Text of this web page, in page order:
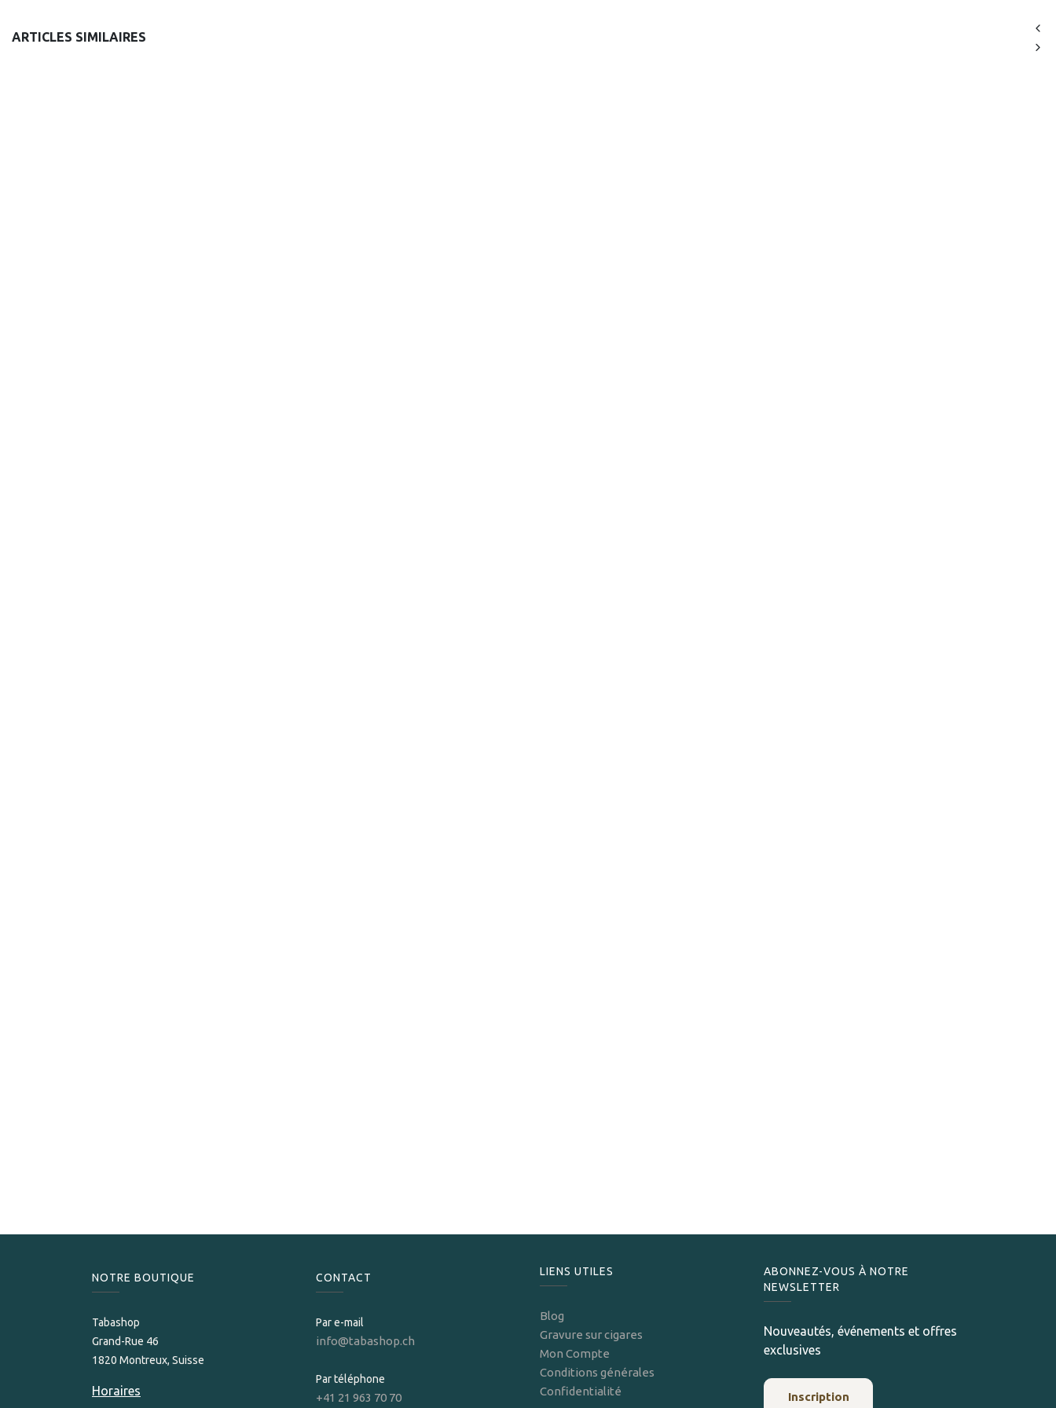
ARTICLES SIMILAIRES
NOTRE BOUTIQUE
Tabashop
Grand-Rue 46
1820 Montreux, Suisse
Horaires
CONTACT
Par e-mail
info@tabashop.ch
Par téléphone
+41 21 963 70 70
LIENS UTILES
Blog
Gravure sur cigares
Mon Compte
Conditions générales
Confidentialité
ABONNEZ-VOUS À NOTRE
NEWSLETTER
Nouveautés, événements et offres
exclusives
Inscription